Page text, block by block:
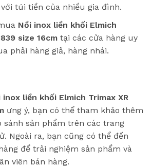
túi tiền của nhiều gia đình.
Nồi inox liền khối Elmich
size 16cmtại các cửa hàng uy
phải hàng giả, hàng nhái.
inox liền khối Elmich Trimax XR
ưng ý, bạn có thể tham khảo thêm
sánh sản phẩm trên các trang
Ngoài ra, bạn cũng có thể đến
để trải nghiệm sản phẩm và
viên bán hàng.